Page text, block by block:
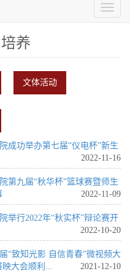
养
文体活动
成功举办第七届“仪电杯”新生
2022-11-16
第九届“秋华杯”篮球赛暨师生
2022-11-09
举行2022年“秋实杯”辩论赛开
2022-10-20
“致知光影 自信青春”微视频大
大会顺利...
2021-12-10